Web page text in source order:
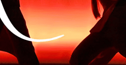
L'Association▴▾
Présentation
Professeurs
Conseil d'Administration
Palmarès des Élèves
Cours & Stages▴▾